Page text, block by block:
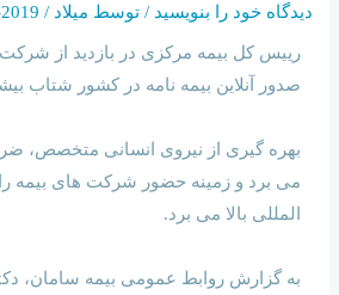
دیدگاه‌ خود را بنویسید / توسط میلاد/
2019-11-14
رییس کل بیمه مرکزی در بازدید از
صدور آنلاین بیمه نامه در کشور شتاب
بهره گیری از نیروی انسانی متخصص،
می برد و زمینه حضور شرکت های بیمه
المللی بالا می برد.
به گزارش روابط عمومی بیمه سامان،